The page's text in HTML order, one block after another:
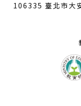
106335 臺北市大